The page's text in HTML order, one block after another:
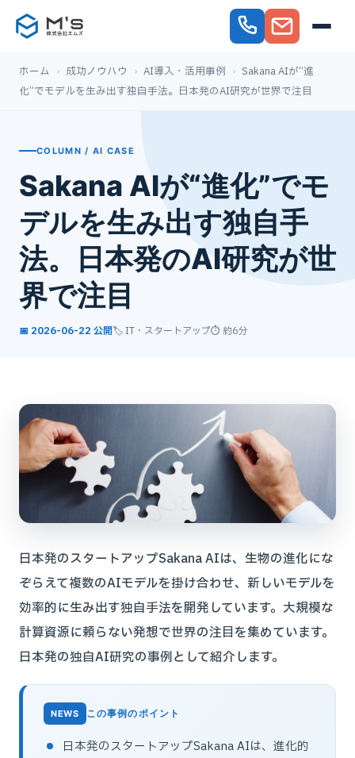
ホーム › 成功ノウハウ › AI導入・活用事例 › Sakana AIが“進
化”でモデルを生み出す独自手法。日本発のAI研究が世界で注目
COLUMN / AI CASE
Sakana AIが“進化”でモ
デルを生み出す独自手
法。日本発のAI研究が世
界で注目
📅 2026-06-22 公開🏷️ IT・スタートアップ⏱ 約6分
日本発のスタートアップSakana AIは、生物の進化にな
ぞらえて複数のAIモデルを掛け合わせ、新しいモデルを
効率的に生み出す独自手法を開発しています。大規模な
計算資源に頼らない発想で世界の注目を集めています。
日本発の独自AI研究の事例として紹介します。
この事例のポイント
日本発のスタートアップSakana AIは、進化的